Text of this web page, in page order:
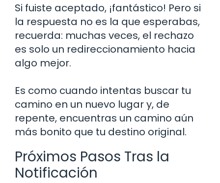
Si fuiste aceptado, ¡fantástico! Pero si
la respuesta no es la que esperabas,
recuerda: muchas veces, el rechazo
es solo un redireccionamiento hacia
algo mejor.
Es como cuando intentas buscar tu
camino en un nuevo lugar y, de
repente, encuentras un camino aún
más bonito que tu destino original.
Próximos Pasos Tras la
Notificación